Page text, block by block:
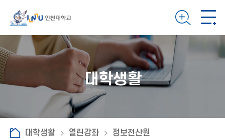
대학생활
대학생활 열린강좌 정보전산원